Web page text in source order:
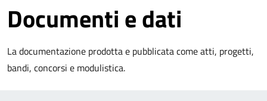
Documenti e dati
La documentazione prodotta e pubblicata come atti, progetti,
bandi, concorsi e modulistica.